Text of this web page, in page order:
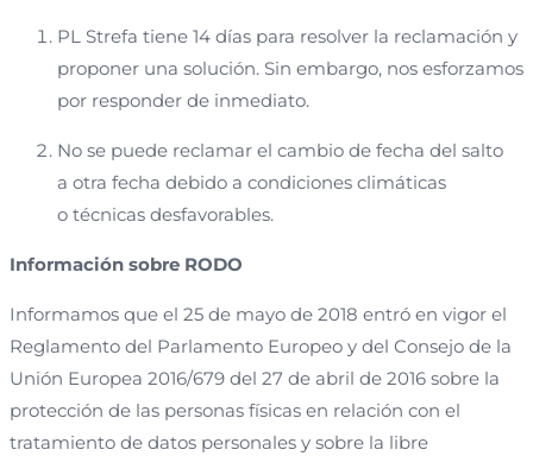
PL Strefa tiene 14 días para resolver la reclamación y
proponer una solución. Sin embargo, nos esforzamos
por responder de inmediato.
No se puede reclamar el cambio de fecha del salto
a otra fecha debido a condiciones climáticas
o técnicas desfavorables.
Información sobre RODO
Informamos que el 25 de mayo de 2018 entró en vigor el
Reglamento del Parlamento Europeo y del Consejo de la
Unión Europea 2016/679 del 27 de abril de 2016 sobre la
protección de las personas físicas en relación con el
tratamiento de datos personales y sobre la libre